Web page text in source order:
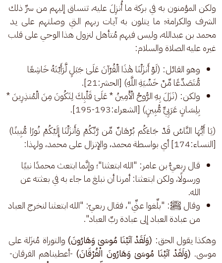
ولكن المؤمنون به في بركة ما أُنزِلَ عليه، تنساق إليهم من سرِّ ذلك
الشرف والكرامة؛ ما يتلون به آيات ربهم التي وصلتهم على يد
محمد بن عبدالله، وليس فيهم مُتأهل لنزول هذا الوحي على قلب
غيره عليه الصلاة والسلام:
وهو القائل: (لَوْ أَنزَلْنَا هَٰذَا الْقُرْآنَ عَلَىٰ جَبَلٍ لَّرَأَيْتَهُ خَاشِعًا
مُّتَصَدِّعًا مِّنْ خَشْيَةِ اللَّهِ) [الحشر:21].
ولكن: (نَزَلَ بِهِ الرُّوحُ الْأَمِينُ * عَلَىٰ قَلْبِكَ لِتَكُونَ مِنَ الْمُنذِرِينَ *
بِلِسَانٍ عَرَبِيٍّ مُّبِينٍ) [الشعراء:193-195].
(يَا أَيُّهَا النَّاسُ قَدْ جَاءَكُم بُرْهَانٌ مِّن رَّبِّكُمْ وَأَنزَلْنَا إِلَيْكُمْ نُورًا مُّبِينًا)
[النساء:174] أي بواسطة محمد، والإنزال على محمد، ولهذا:
قال رِبعيُّ بن عامر: "الله ابتعثنا"؛ وإنَّما ابتعث محمدًا نبيًا
ورسولًا، ولكن ابتعثنا: أمرنا أن نبلغ ما جاء به في بعثته عن
الله.
وقال ﷺ: "بلِّغوا عنِّي"، فقال ربعيّ: "الله ابتعثنا لنخرج العباد
من عبادة العباد إلى عبادة ربِّ العباد".
وهكذا يقول الحق: (وَلَقَدْ آتَيْنَا مُوسَىٰ وَهَارُونَ) والتوراة مُنزَلة على
موسى. (وَلَقَدْ آتَيْنَا مُوسَىٰ وَهَارُونَ الْفُرْقَانَ) -أعطيناهم الفرقان-